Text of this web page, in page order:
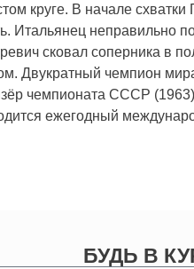
круге. В начале
Итальянец неправильно
сковал соперника в
Двукратный чемпион
чемпионата СССР
ежегодный
БУДЬ В